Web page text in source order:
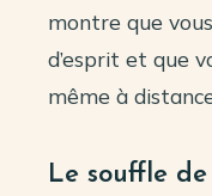
montre que
d’esprit et que
même à
Le souffle